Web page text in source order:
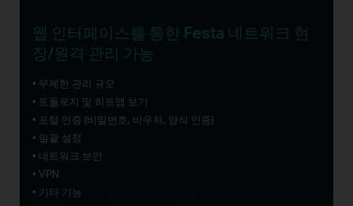
웹 인터페이스를 통한 Festa 네트워크 현
장/원격 관리 가능
• 무제한 관리 규모
• 토폴로지 및 히트맵 보기
• 포털 인증 (비밀번호, 바우처, 양식 인증)
• 일괄 설정
• 네트워크 보안
• VPN
• 기타 기능